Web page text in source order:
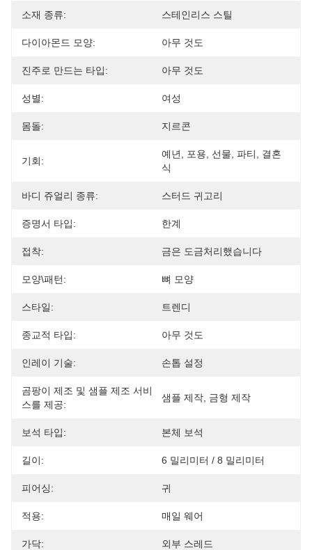
소재 종류: 스테인리스 스틸
다이아몬드 모양: 아무 것도
진주로 만드는 타입: 아무 것도
성별: 여성
몸돌: 지르콘
기회:
예년, 포용, 선물, 파티, 결혼
식
바디 쥬얼리 종류: 스터드 귀고리
증명서 타입: 한계
접착: 금은 도금처리했습니다
모양\패턴: 뼈 모양
스타일: 트렌디
종교적 타입: 아무 것도
인레이 기술: 손톱 설정
곰팡이 제조 및 샘플 제조 서비
스를 제공:
샘플 제작, 금형 제작
보석 타입: 본체 보석
길이: 6 밀리미터 / 8 밀리미터
피어싱: 귀
적용: 매일 웨어
가닥: 외부 스레드